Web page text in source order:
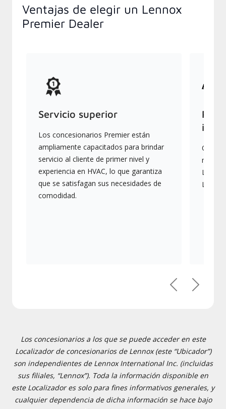
Ventajas de elegir un Lennox
Premier Dealer
Servicio superior
Los concesionarios Premier están
ampliamente capacitados para brindar
servicio al cliente de primer nivel y
experiencia en HVAC, lo que garantiza
que se satisfagan sus necesidades de
comodidad.
más
PreviousNext
Los concesionarios a los que se puede acceder en este
Localizador de concesionarios de Lennox (este “Ubicador”)
son independientes de Lennox International Inc. (incluidas
sus filiales, “Lennox”). Toda la información disponible en
este Localizador es solo para fines informativos generales, y
cualquier dependencia de dicha información se hace bajo